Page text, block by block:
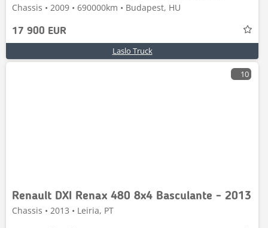
Chassis • 2009 • 690000km • Budapest, HU
17 900 EUR
Laslo Truck
10
Renault DXI Renax 480 8x4 Basculante - 2013
Chassis • 2013 • Leiria, PT